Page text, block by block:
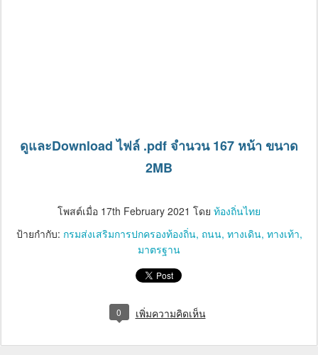
ดูและDownload ไฟล์ .pdf จำนวน 167 หน้า ขนาด
2MB
โพสต์เมื่อ 17th February 2021 โดย ท้องถิ่นไทย
ป้ายกำกับ: กรมส่งเสริมการปกครองท้องถิ่น ถนน ทางเดิน ทางเท้า
มาตรฐาน
0 เพิ่มความคิดเห็น